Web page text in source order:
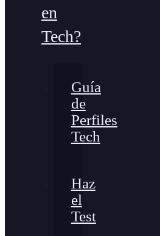
en
Tech?
Guía
de
Perfiles
Tech
Haz
el
Test